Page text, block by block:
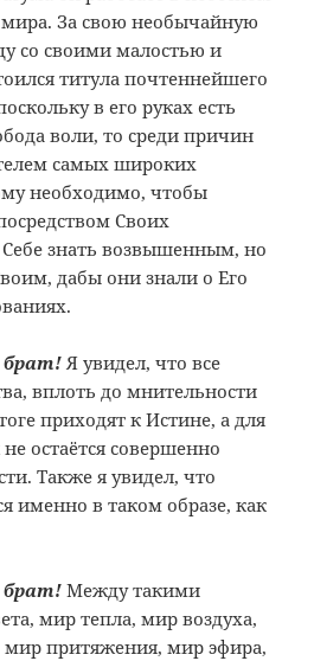
мира. За свою необычайную
со своими малостью и
титула почтеннейшего
в его руках есть
воли, то среди причин
самых широких
необходимо, чтобы
Своих
знать возвышенным, но
дабы они знали о Его
брат! Я увидел, что все
вплоть до мнительности
приходят к Истине, а для
остаётся совершенно
Также я увидел, что
именно в таком образе, как
брат! Между такими
мир тепла, мир воздуха,
мир притяжения, мир эфира,